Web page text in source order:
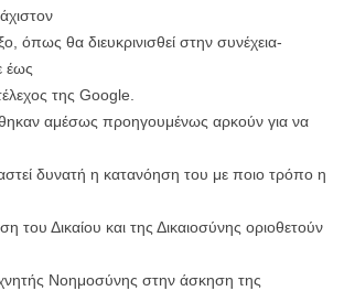
όπως θα διευκρινισθεί στην συνέχεια-
έως
της Google.
αμέσως προηγουμένως αρκούν για να
δυνατή η κατανόηση του με ποιο τρόπο η
του Δικαίου και της Δικαιοσύνης οριοθετούν
Νοημοσύνης στην άσκηση της